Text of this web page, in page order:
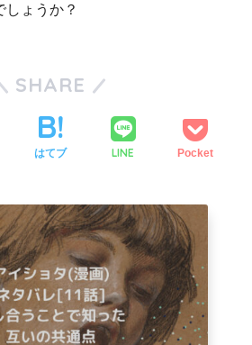
ょうか？
SHARE
はてブ LINE Pocket